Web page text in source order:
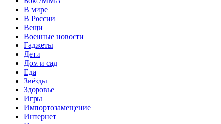
В мире
В России
Вещи
Военные новости
Гаджеты
Дети
Дом и сад
Еда
Звёзды
Здоровье
Игры
Импортозамещение
Интернет